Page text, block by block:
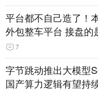
平台都不自己造了！
外包整车平台 接盘的
7
字节跳动推出大模型
国产算力逻辑有望持